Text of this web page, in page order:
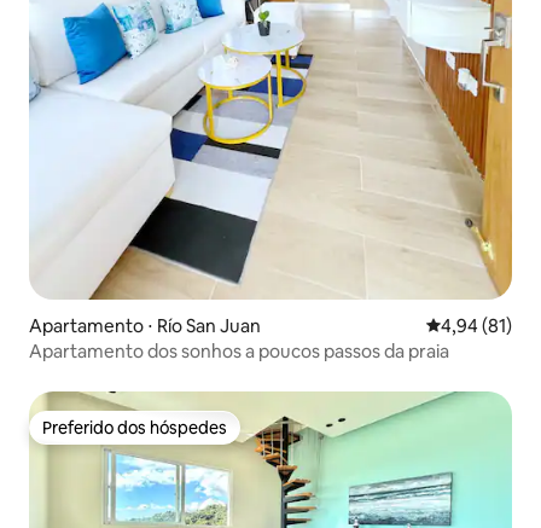
Apartamento ⋅ Río San Juan 4,94 de uma
4,94 (81)
Apartamento dos sonhos a poucos passos da praia
Preferido dos hóspedes
Preferido dos hóspedes